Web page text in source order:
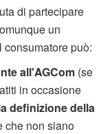
di partecipare
un
può:
all'AGCom (se
in occasione
definizione della
che non siano